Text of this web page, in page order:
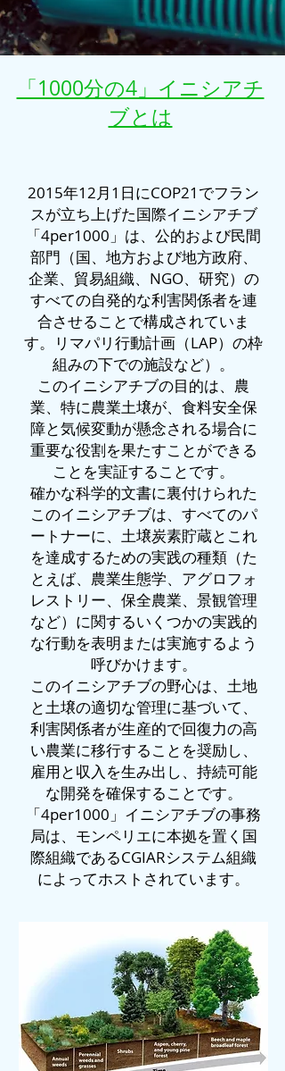
「1000分の4」イニシアチ
ブとは
2015年12月1日にCOP21でフラン
スが立ち上げた国際イニシアチブ
「4per1000」は、公的および民間
部門（国、地方および地方政府、
企業、貿易組織、NGO、研究）の
すべての自発的な利害関係者を連
合させることで構成されていま
す。リマパリ行動計画（LAP）の枠
組みの下での施設など）。
このイニシアチブの目的は、農
業、特に農業土壌が、食料安全保
障と気候変動が懸念される場合に
重要な役割を果たすことができる
ことを実証することです。
確かな科学的文書に裏付けられた
このイニシアチブは、すべてのパ
ートナーに、土壌炭素貯蔵とこれ
を達成するための実践の種類（た
とえば、農業生態学、アグロフォ
レストリー、保全農業、景観管理
など）に関するいくつかの実践的
な行動を表明または実施するよう
呼びかけます。
このイニシアチブの野心は、土地
と土壌の適切な管理に基づいて、
利害関係者が生産的で回復力の高
い農業に移行することを奨励し、
雇用と収入を生み出し、持続可能
な開発を確保することです。
「4per1000」イニシアチブの事務
局は、モンペリエに本拠を置く国
際組織であるCGIARシステム組織
によってホストされています。